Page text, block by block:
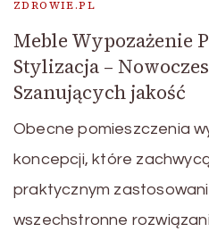
ZDROWIE.PL
Meble Wypozażenie
Stylizacja –
Szanujących jakość
Obecne pomieszczenia
koncepcji, które
praktycznym
wszechstronne